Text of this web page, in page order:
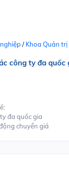
/ Khoa Quản trị
công ty đa quốc
đa quốc gia
chuyển giá